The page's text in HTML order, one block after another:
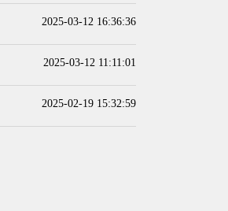
2025-03-12 16:36:36
2025-03-12 11:11:01
2025-02-19 15:32:59